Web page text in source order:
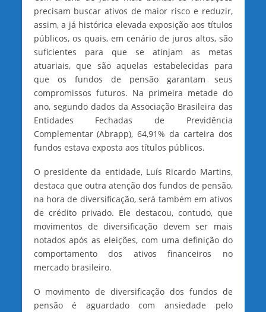
precisam buscar ativos de maior risco e reduzir,
assim, a já histórica elevada exposição aos títulos
públicos, os quais, em cenário de juros altos, são
suficientes para que se atinjam as metas
atuariais, que são aquelas estabelecidas para
que os fundos de pensão garantam seus
compromissos futuros. Na primeira metade do
ano, segundo dados da Associação Brasileira das
Entidades Fechadas de Previdência
Complementar (Abrapp), 64,91% da carteira dos
fundos estava exposta aos títulos públicos.
O presidente da entidade, Luís Ricardo Martins,
destaca que outra atenção dos fundos de pensão,
na hora de diversificação, será também em ativos
de crédito privado. Ele destacou, contudo, que
movimentos de diversificação devem ser mais
notados após as eleições, com uma definição do
comportamento dos ativos financeiros no
mercado brasileiro.
O movimento de diversificação dos fundos de
pensão é aguardado com ansiedade pelo